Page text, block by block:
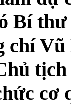
Bí
Vũ
cơ